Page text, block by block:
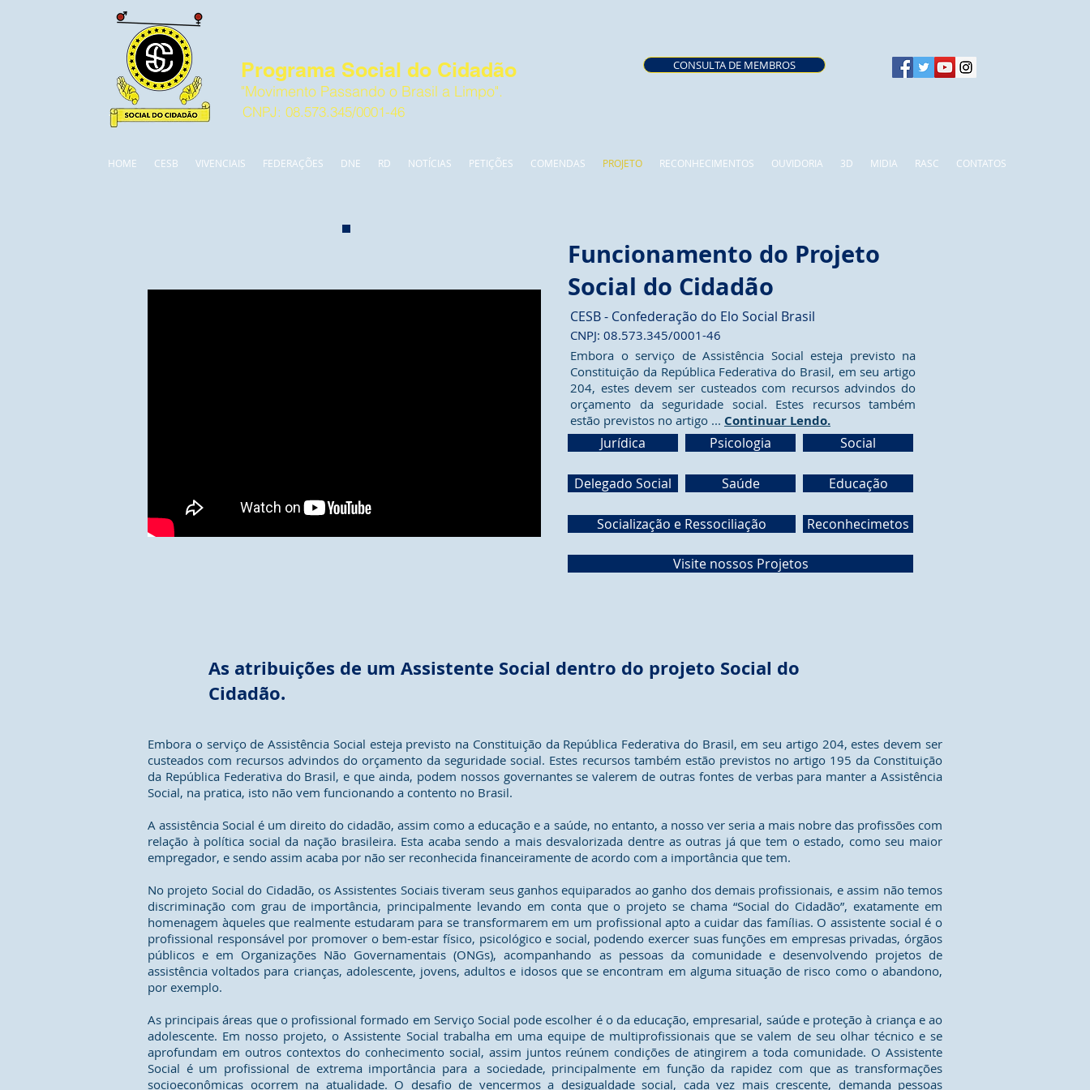
Programa Social do Cidadão
"Movimento Passando o Brasil a Limpo".
CNPJ: 08.573.345/0001-46
CONSULTA DE MEMBROS
HOME CESB VIVENCIAIS FEDERAÇÕES DNE RD NOTÍCIAS PETIÇÕES COMENDAS PROJETO RECONHECIMENTOS OUVIDORIA 3D MIDIA RASC CONTATOS
Funcionamento do Projeto
Social do Cidadão
CESB - Confederação do Elo Social Brasil
CNPJ: 08.573.345/0001-46
Embora o serviço de Assistência Social esteja previsto na
Constituição da República Federativa do Brasil, em seu artigo
204, estes devem ser custeados com recursos advindos do
orçamento da seguridade social. Estes recursos também
estão previstos no artigo ... Continuar Lendo.
Jurídica Psicologia Social
Delegado Social Saúde Educação
Socialização e Ressociliação Reconhecimetos
Visite nossos Projetos
As atribuições de um Assistente Social dentro do projeto Social do
Cidadão.
Embora o serviço de Assistência Social esteja previsto na Constituição da República Federativa do Brasil, em seu artigo 204, estes devem ser
custeados com recursos advindos do orçamento da seguridade social. Estes recursos também estão previstos no artigo 195 da Constituição
da República Federativa do Brasil, e que ainda, podem nossos governantes se valerem de outras fontes de verbas para manter a Assistência
Social, na pratica, isto não vem funcionando a contento no Brasil.
A assistência Social é um direito do cidadão, assim como a educação e a saúde, no entanto, a nosso ver seria a mais nobre das profissões com
relação à política social da nação brasileira. Esta acaba sendo a mais desvalorizada dentre as outras já que tem o estado, como seu maior
empregador, e sendo assim acaba por não ser reconhecida financeiramente de acordo com a importância que tem.
No projeto Social do Cidadão, os Assistentes Sociais tiveram seus ganhos equiparados ao ganho dos demais profissionais, e assim não temos
discriminação com grau de importância, principalmente levando em conta que o projeto se chama “Social do Cidadão”, exatamente em
homenagem àqueles que realmente estudaram para se transformarem em um profissional apto a cuidar das famílias. O assistente social é o
profissional responsável por promover o bem-estar físico, psicológico e social, podendo exercer suas funções em empresas privadas, órgãos
públicos e em Organizações Não Governamentais (ONGs), acompanhando as pessoas da comunidade e desenvolvendo projetos de
assistência voltados para crianças, adolescente, jovens, adultos e idosos que se encontram em alguma situação de risco como o abandono,
por exemplo.
As principais áreas que o profissional formado em Serviço Social pode escolher é o da educação, empresarial, saúde e proteção à criança e ao
adolescente. Em nosso projeto, o Assistente Social trabalha em uma equipe de multiprofissionais que se valem de seu olhar técnico e se
aprofundam em outros contextos do conhecimento social, assim juntos reúnem condições de atingirem a toda comunidade. O Assistente
Social é um profissional de extrema importância para a sociedade, principalmente em função da rapidez com que as transformações
socioeconômicas ocorrem na atualidade. O desafio de vencermos a desigualdade social, cada vez mais crescente, demanda pessoas